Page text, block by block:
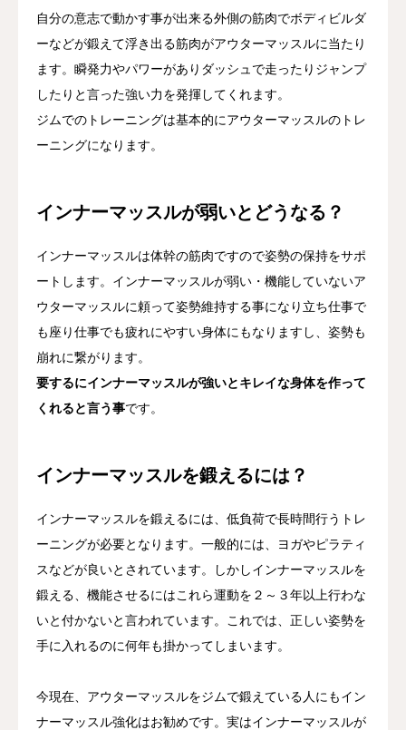
自分の意志で動かす事が出来る外側の筋肉でボディビルダ
ーなどが鍛えて浮き出る筋肉がアウターマッスルに当たり
ます。瞬発力やパワーがありダッシュで走ったりジャンプ
したりと言った強い力を発揮してくれます。
ジムでのトレーニングは基本的にアウターマッスルのトレ
ーニングになります。
インナーマッスルが弱いとどうなる？
インナーマッスルは体幹の筋肉ですので姿勢の保持をサポ
ートします。インナーマッスルが弱い・機能していないア
ウターマッスルに頼って姿勢維持する事になり立ち仕事で
も座り仕事でも疲れにやすい身体にもなりますし、姿勢も
崩れに繋がります。
要するにインナーマッスルが強いとキレイな身体を作って
くれると言う事です。
インナーマッスルを鍛えるには？
インナーマッスルを鍛えるには、低負荷で長時間行うトレ
ーニングが必要となります。一般的には、ヨガやピラティ
スなどが良いとされています。しかしインナーマッスルを
鍛える、機能させるにはこれら運動を２～３年以上行わな
いと付かないと言われています。これでは、正しい姿勢を
手に入れるのに何年も掛かってしまいます。
今現在、アウターマッスルをジムで鍛えている人にもイン
ナーマッスル強化はお勧めです。実はインナーマッスルが
求人・スタッフ募集